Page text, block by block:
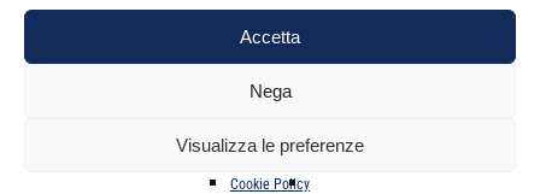
Accetta
Nega
Visualizza le preferenze
Cookie Policy
NAVIGAZIONE
contribuente nel